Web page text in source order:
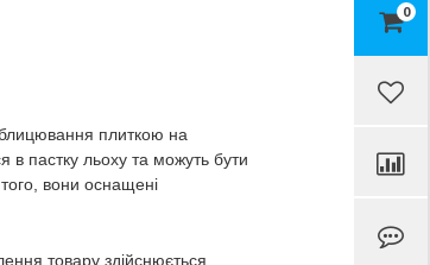
0
плиткою на
в пастку льоху та можуть бути
того, вони оснащені
товару здійснюється